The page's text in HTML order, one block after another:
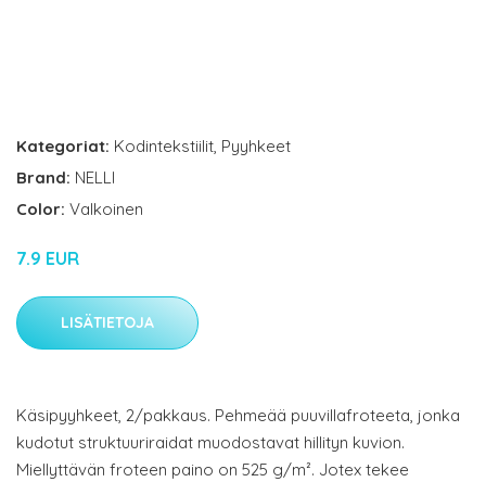
Kategoriat: Kodintekstiilit, Pyyhkeet
Brand: NELLI
Color: Valkoinen
7.9 EUR
LISÄTIETOJA
Käsipyyhkeet, 2/pakkaus. Pehmeää puuvillafroteeta, jonka
kudotut struktuuriraidat muodostavat hillityn kuvion.
Miellyttävän froteen paino on 525 g/m². Jotex tekee